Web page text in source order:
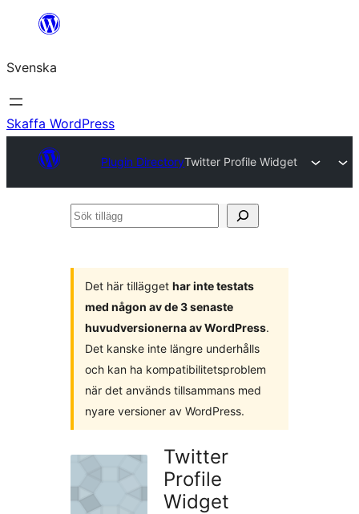
Hoppa
innehåll
Svenska
Skaffa WordPress
Plugin DirectoryTwitter Profile Widget
Sök
Det här tillägget har inte testats
med någon av de 3 senaste
huvudversionerna av WordPress.
Det kanske inte längre underhålls
och kan ha kompatibilitetsproblem
när det används tillsammans med
nyare versioner av WordPress.
Twitter
Profile
Widget